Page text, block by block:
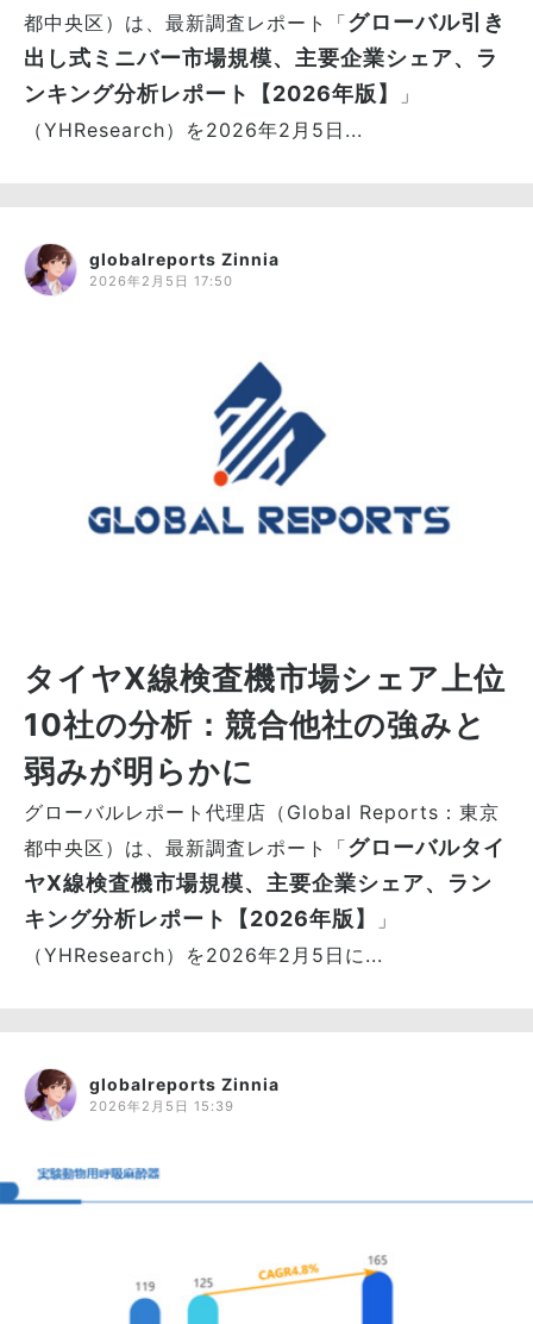
都中央区）は、最新調査レポート「グローバル引き
出し式ミニバー市場規模、主要企業シェア、ラ
ンキング分析レポート【2026年版】
」
（YHResearch）を2026年2月5日...
globalreports Zinnia
2026年2月5日 17:50
タイヤX線検査機市場シェア上位
10社の分析：競合他社の強みと
弱みが明らかに
グローバルレポート代理店（Global Reports：東京
都中央区）は、最新調査レポート「グローバルタイ
ヤX線検査機市場規模、主要企業シェア、ラン
キング分析レポート【2026年版】
」
（YHResearch）を2026年2月5日に...
globalreports Zinnia
2026年2月5日 15:39